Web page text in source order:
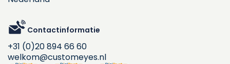
Contactinformatie
+31 (0)20 894 66 60
welkom@customeyes.nl